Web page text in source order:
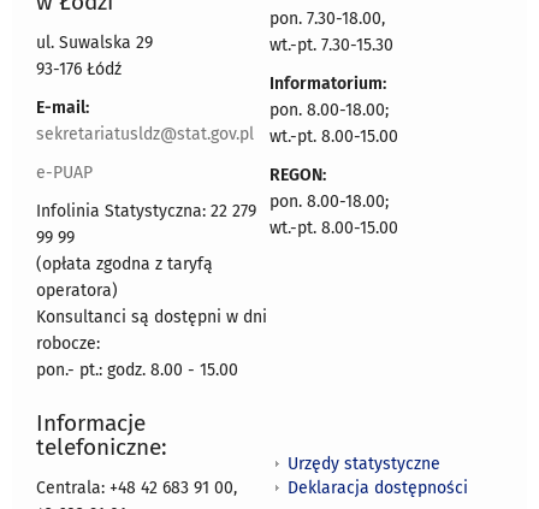
ul. Suwalska 29
93-176 Łódź
E-mail:
sekretariatusldz@stat.gov.pl
e-PUAP
Infolinia Statystyczna: 22 279
99 99
(opłata zgodna z taryfą
operatora)
Konsultanci są dostępni w dni
robocze:
pon.- pt.: godz. 8.00 - 15.00
pon. 7.30-18.00,
wt.-pt. 7.30-15.30
Informatorium:
pon. 8.00-18.00;
wt.-pt. 8.00-15.00
REGON:
pon. 8.00-18.00;
wt.-pt. 8.00-15.00
Informacje
telefoniczne:
Centrala: +48 42 683 91 00,
Urzędy statystyczne
Deklaracja dostępności